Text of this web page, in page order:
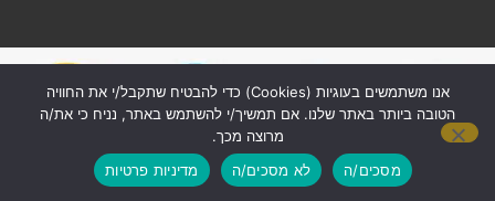
אנו משתמשים בעוגיות (Cookies) כדי להבטיח שתקבל/י את החוויה
הטובה ביותר באתר שלנו. אם תמשיך/י להשתמש באתר, נניח כי את/ה
מרוצה מכך.
מסכים/ה
לא מסכים/ה מדיניות פרטיות